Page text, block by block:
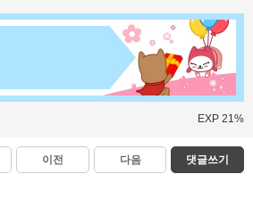
EXP 21%
이전 다음 댓글쓰기